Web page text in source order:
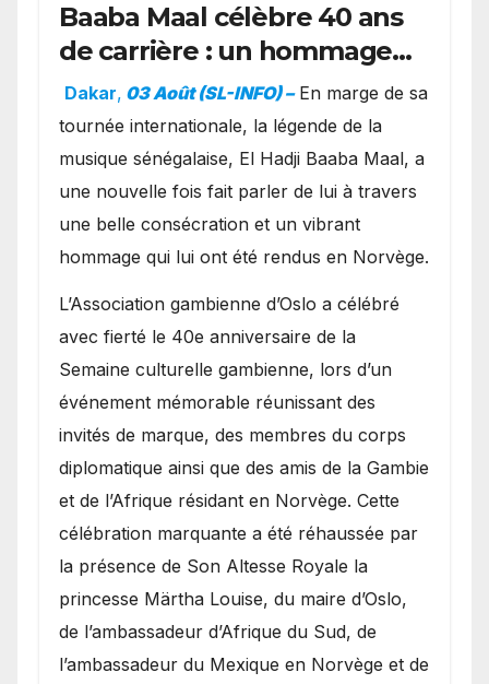
Baaba Maal célèbre 40 ans
de carrière : un hommage
exceptionnel à Oslo en
présence de la famille
royale.
Dakar, 03 Août (SL-INFO) – ​En marge de sa
tournée internationale, la légende de la
musique sénégalaise, El Hadji Baaba Maal, a
une nouvelle fois fait parler de lui à travers
une belle consécration et un vibrant
hommage qui lui ont été rendus en Norvège.
​L’Association gambienne d’Oslo a célébré
avec fierté le 40e anniversaire de la
Semaine culturelle gambienne, lors d’un
événement mémorable réunissant des
invités de marque, des membres du corps
diplomatique ainsi que des amis de la Gambie
et de l’Afrique résidant en Norvège. Cette
célébration marquante a été réhaussée par
la présence de Son Altesse Royale la
princesse Märtha Louise, du maire d’Oslo,
de l’ambassadeur d’Afrique du Sud, de
l’ambassadeur du Mexique en Norvège et de